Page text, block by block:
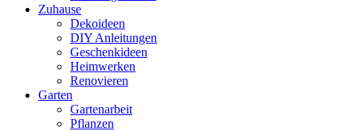
Zuhause
Dekoideen
DIY Anleitungen
Geschenkideen
Heimwerken
Renovieren
Garten
Gartenarbeit
Pflanzen